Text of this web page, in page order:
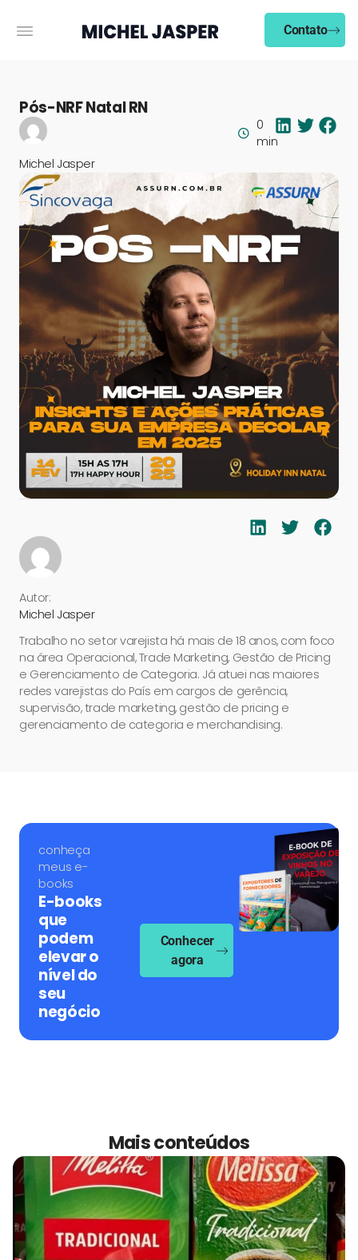
Contato
Pós-NRF Natal RN
Michel Jasper
0
min
Autor:
Michel Jasper
Trabalho no setor varejista há mais de 18 anos, com foco
na área Operacional, Trade Marketing, Gestão de Pricing
e Gerenciamento de Categoria. Já atuei nas maiores
redes varejistas do País em cargos de gerência,
supervisão, trade marketing, gestão de pricing e
gerenciamento de categoria e merchandising.
conheça
meus e-
books
E-books
que
podem
elevar o
nível do
seu
negócio
Conhecer
agora
Mais conteúdos